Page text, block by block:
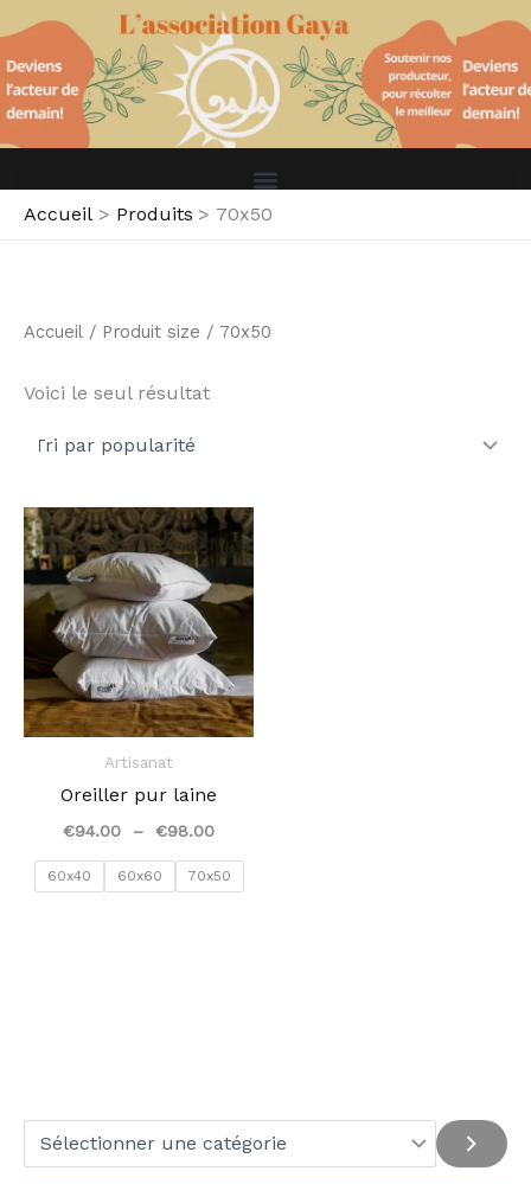
au
contenu
Accueil Produits 70x50
é
e
c
i
n
e
a
r
i
e
Accueil / Produit size / 70x50
Voici le seul résultat
Artisanat
Oreiller pur laine
€94.00 – €98.00
Plage
de
prix :
€94.00
à
60x40 60x60 70x50